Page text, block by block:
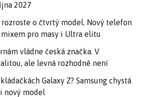
2027
rozroste o čtvrtý model. Nový telefon
pro masy i Ultra elitu
vládne česká značka. V
ale levná rozhodně není
Galaxy Z? Samsung chystá
nový model